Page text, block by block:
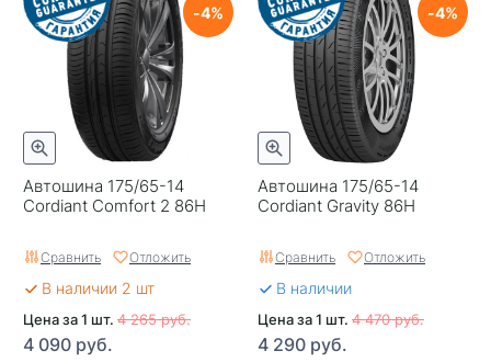
Автошина 175/65-14
Cordiant Comfort 2 86H
4
Сравнить Отложить
В наличии 2 шт
Цена за 1 шт. 4 265 руб.
4 090 руб.
Автошина 175/65-14
Cordiant Gravity 86H
4
Сравнить Отложить
В наличии
Цена за 1 шт. 4 470 руб.
4 290 руб.